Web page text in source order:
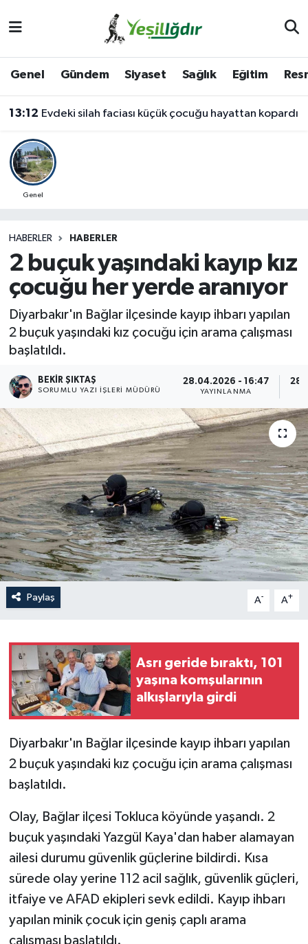
Genel Gündem Siyaset Sağlık Eğitim
13:12 Evdeki silah faciası küçük çocuğu hayattan kopardı
Genel
HABERLER HABERLER
2 buçuk yaşındaki kayıp kız
çocuğu her yerde aranıyor
Diyarbakır'ın Bağlar ilçesinde kayıp ihbarı yapılan
2 buçuk yaşındaki kız çocuğu için arama çalışması
başlatıldı.
BEKIR ŞIKTAŞ
SORUMLU YAZI İŞLERI MÜDÜRÜ
28.04.2026 - 16:47
YAYINLANMA
Paylaş A- A+
Asrı geride bıraktı, 101
yaşına komşularının
alkışlarıyla girdi
Diyarbakır'ın Bağlar ilçesinde kayıp ihbarı yapılan
2 buçuk yaşındaki kız çocuğu için arama çalışması
başlatıldı.
Olay, Bağlar ilçesi Tokluca köyünde yaşandı. 2
buçuk yaşındaki Yazgül Kaya'dan haber alamayan
ailesi durumu güvenlik güçlerine bildirdi. Kısa
sürede olay yerine 112 acil sağlık, güvenlik güçleri,
itfaiye ve AFAD ekipleri sevk edildi. Kayıp ihbarı
yapılan minik çocuk için geniş çaplı arama
çalışması başlatıldı.
İğdir Namaz Vakitleri
Iğdır Trafik Yoğunluk Haritası
Süper Lig Puan Durumu ve Fikstür
Son Dakika Haberleri
Haber Arşivi